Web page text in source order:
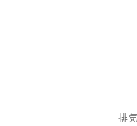
排